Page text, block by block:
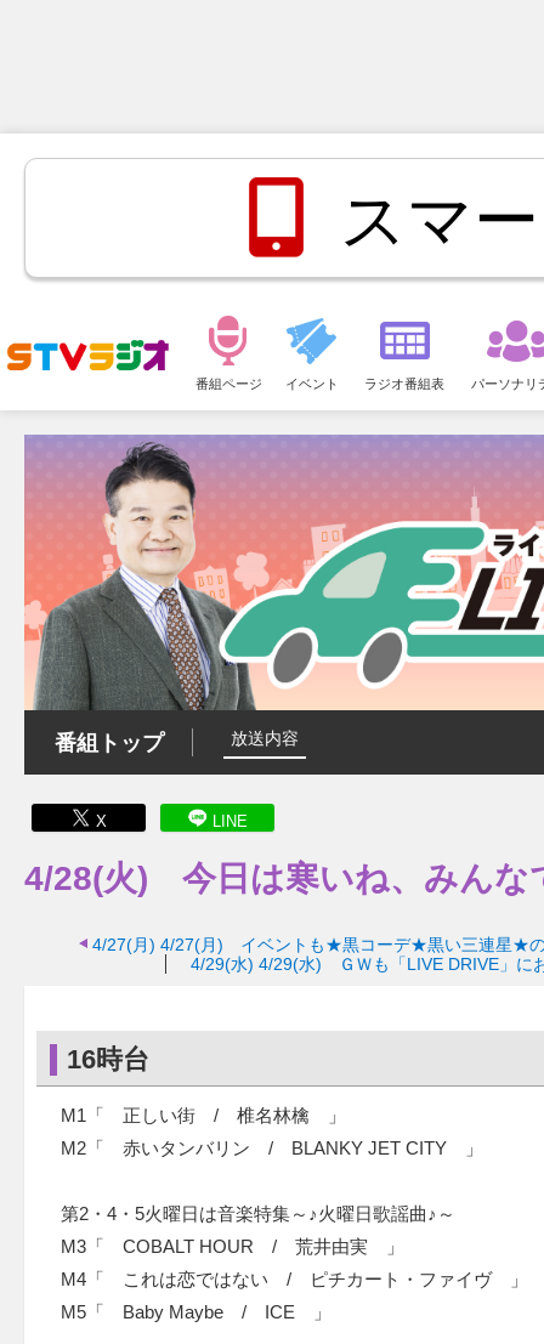
スマ
ュ
ー
番組ページ イベント ラジオ番組表 パーソナリ
番組トップ 放送内容
X LINE
4/28(火) 今日は寒いね、みん
4/27(月) 4/27(月) イベントも★黒コーデ★黒い三連星★の
4/29(水) 4/29(水) ＧＷも「LIVE DRIVE」に
16時台
M1「 正しい街 / 椎名林檎 」
M2「 赤いタンバリン / BLANKY JET CITY 」
第2・4・5火曜日は音楽特集～♪火曜日歌謡曲♪～
M3「 COBALT HOUR / 荒井由実 」
M4「 これは恋ではない / ピチカート・ファイヴ 」
M5「 Baby Maybe / ICE 」